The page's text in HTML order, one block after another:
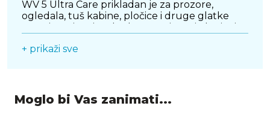
WV 5 Ultra Care prikladan je za prozore,
ogledala, tuš kabine, pločice i druge glatke
prepoznatljivu Kärcher kvalitetu, ovaj usisavač
+ prikaži sve
Moglo bi Vas zanimati...